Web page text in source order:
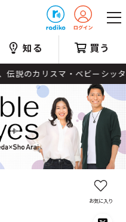
知る 買う
スマ・ベビーシッター、 ミ
お気に入り